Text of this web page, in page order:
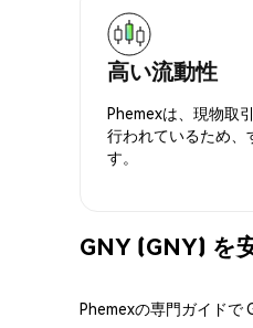
高い流動性
Phemexは、現物取
行われているため、
す。
GNY (GNY) を
Phemexの専門ガイドで